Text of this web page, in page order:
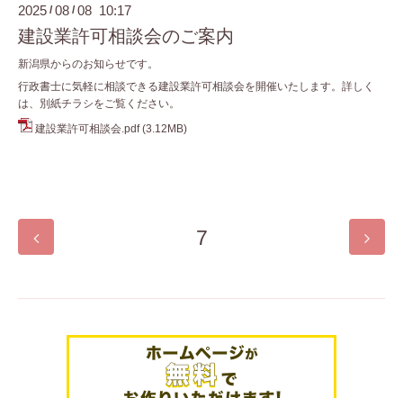
2025 /08 /08 10:17
建設業許可相談会のご案内
新潟県からのお知らせです。
行政書士に気軽に相談できる建設業許可相談会を開催いたします。詳しく
は、別紙チラシをご覧ください。
建設業許可相談会.pdf (3.12MB)
7